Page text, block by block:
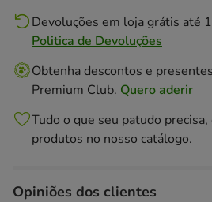
Devoluções em loja grátis até
Politica de Devoluções
Obtenha descontos e
Premium Club. Quero aderir
Tudo o que seu patudo
produtos no nosso catálogo.
Opiniões dos clientes